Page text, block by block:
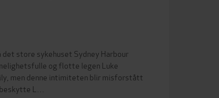
det store sykehuset Sydney Harbour
og flotte legen Luke
men denne intimiteten blir misforstått
L…